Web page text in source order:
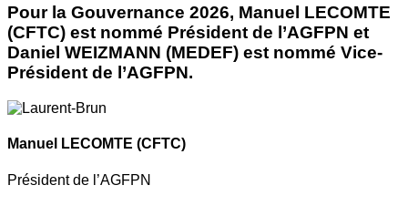
Pour la Gouvernance 2026, Manuel LECOMTE
(CFTC) est nommé Président de l’AGFPN et
Daniel WEIZMANN (MEDEF) est nommé Vice-
Président de l’AGFPN.
Manuel LECOMTE (CFTC)
Président de l’AGFPN